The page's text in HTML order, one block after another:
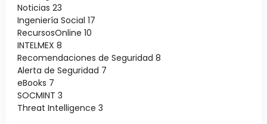
Noticias 23
Ingeniería Social 17
RecursosOnline 10
INTELMEX 8
Recomendaciones de Seguridad 8
Alerta de Seguridad 7
eBooks 7
SOCMINT 3
Threat Intelligence 3